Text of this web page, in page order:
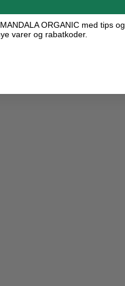
ORGANIC med tips og
varer og rabatkoder.